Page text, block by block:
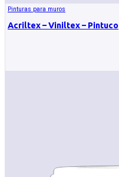
Pinturas para muros
Acriltex – Viniltex – Pintuco